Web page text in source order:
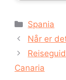
Kategorier
Spania
Når er
Canaria